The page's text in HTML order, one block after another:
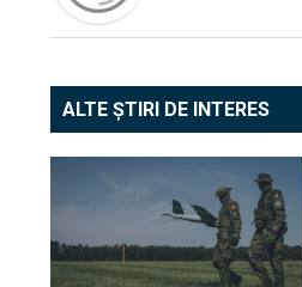
ALTE ȘTIRI DE INTERES